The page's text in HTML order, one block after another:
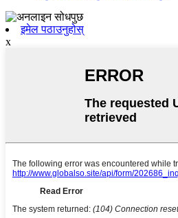
इमेल पठाउनुहोस्
x